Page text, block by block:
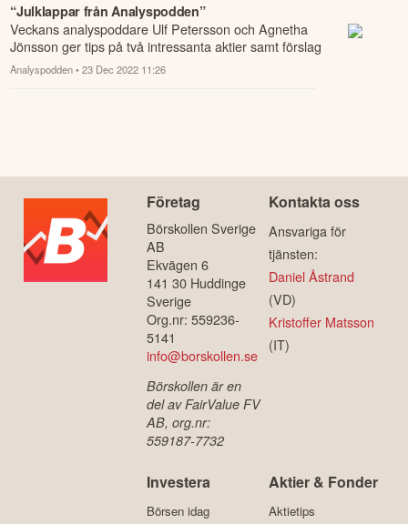
“Julklappar från Analyspodden”
Veckans analyspoddare Ulf Petersson och Agnetha
Jönsson ger tips på två intressanta aktier samt förslag
på tips som kan sänka skatten till n...
Analyspodden • 23 Dec 2022 11:26
Företag
Börskollen Sverige
AB
Ekvägen 6
141 30 Huddinge
Sverige
Org.nr: 559236-
5141
info@borskollen.se
Börskollen är en
del av FairValue FV
AB, org.nr:
559187-7732
Kontakta oss
Ansvariga för
tjänsten:
Daniel Åstrand
(VD)
Kristoffer Matsson
(IT)
Investera
Börsen idag
Aktier & Fonder
Aktietips